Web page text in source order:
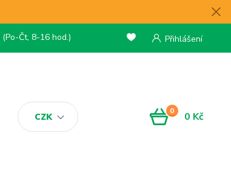
CZK
Přihlášení
(Po-Čt, 8-16 hod.)
0 0 Kč